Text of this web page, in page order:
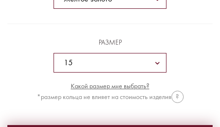
РАЗМЕР
Какой размер мне выбрать?
*размер кольца не влияет на стоимость изделия
?